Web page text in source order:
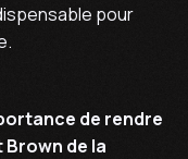
pour
de rendre
de la